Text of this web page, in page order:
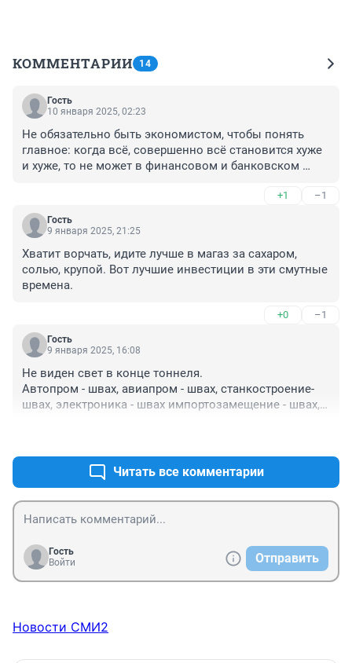
КОММЕНТАРИИ 14
Гость
10 января 2025, 02:23
Не обязательно быть экономистом, чтобы понять
главное: когда всё, совершенно всё становится хуже
и хуже, то не может в финансовом и банковском
+1 –1
Гость
9 января 2025, 21:25
Хватит ворчать, идите лучше в магаз за сахаром,
солью, крупой. Вот лучшие инвестиции в эти смутные
времена.
+0 –1
Гость
9 января 2025, 16:08
Не виден свет в конце тоннеля.
Автопром - швах, авиапром - швах, станкостроение-
швах, электроника - швах импортозамещение - швах,
катать валенки, шить фуфайки, проживём, где наша
не пропадала, диды хуже жили, правда ведь ?
Читать все комментарии
Гость
Войти
Отправить
Новости СМИ2